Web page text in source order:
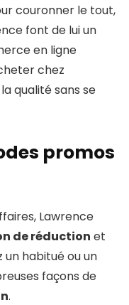
couronner le tout,
font de lui un
en ligne
chez
qualité sans se
promos
Lawrence
de réduction et
un habitué ou un
façons de
.